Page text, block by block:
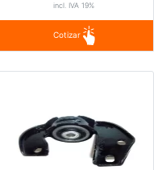
incl. IVA 19%
Cotizar